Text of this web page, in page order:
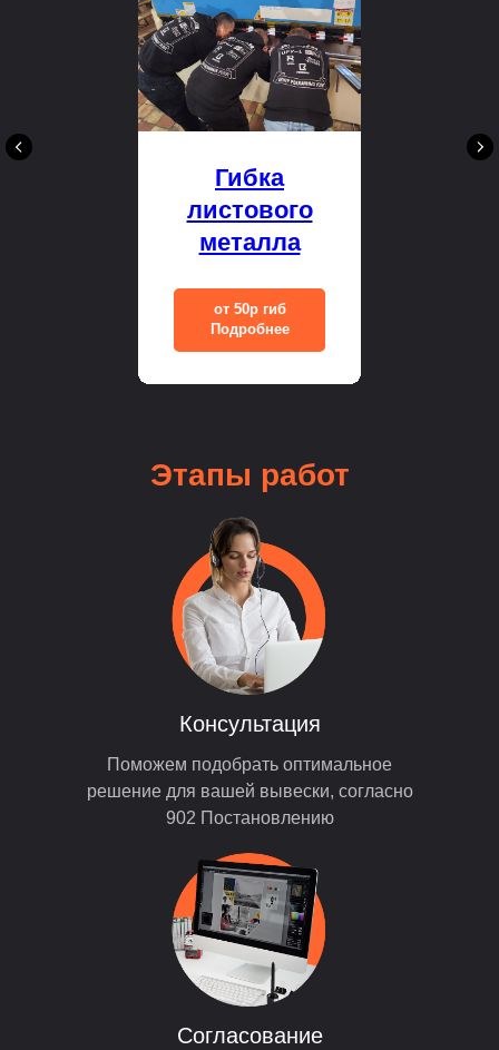
Гибка
листового
металла
от 50р гиб
Подробнее
Этапы работ
Поможем подобрать оптимальное
решение для вашей вывески, согласно
902 Постановлению
Консультация
Согласование